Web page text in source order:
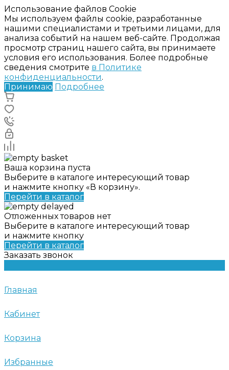
Использование файлов Cookie
Мы используем файлы cookie, разработанные
нашими специалистами и третьими лицами, для
анализа событий на нашем веб-сайте. Продолжая
просмотр страниц нашего сайта, вы принимаете
условия его использования. Более подробные
сведения смотрите в Политике
конфиденциальности.
Принимаю Подробнее
Ваша корзина пуста
Выберите в каталоге интересующий товар
и нажмите кнопку «В корзину».
Перейти в каталог
Отложенных товаров нет
Выберите в каталоге интересующий товар
и нажмите кнопку
Перейти в каталог
Заказать звонок
Главная
Кабинет
Корзина
Избранные